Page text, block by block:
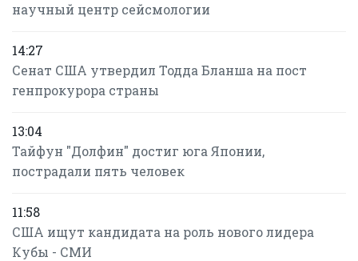
научный центр сейсмологии
14:27
Сенат США утвердил Тодда Бланша на пост
генпрокурора страны
13:04
Тайфун "Долфин" достиг юга Японии,
пострадали пять человек
11:58
США ищут кандидата на роль нового лидера
Кубы - СМИ